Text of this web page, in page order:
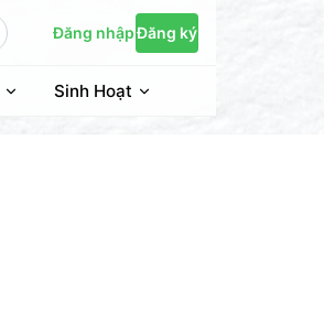
Đăng nhậpĐăng ký
Sinh Hoạt